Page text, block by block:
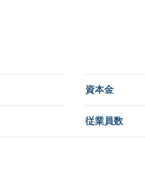
資本金
従業員数